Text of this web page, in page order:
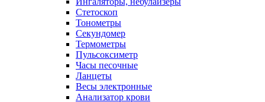
Стетоскоп
Тонометры
Секундомер
Термометры
Пульсоксиметр
Часы песочные
Ланцеты
Весы электронные
Анализатор крови